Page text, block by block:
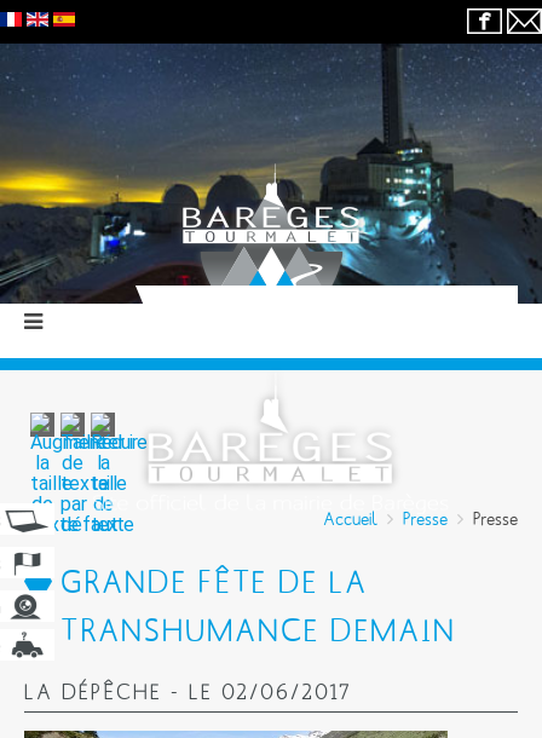
Accueil Presse Presse
GRANDE FÊTE DE LA
TRANSHUMANCE DEMAIN
LA DÉPÊCHE - LE 02/06/2017